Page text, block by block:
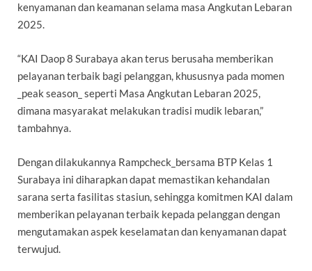
kenyamanan dan keamanan selama masa Angkutan Lebaran
2025.
“KAI Daop 8 Surabaya akan terus berusaha memberikan
pelayanan terbaik bagi pelanggan, khususnya pada momen
_peak season_ seperti Masa Angkutan Lebaran 2025,
dimana masyarakat melakukan tradisi mudik lebaran,”
tambahnya.
Dengan dilakukannya Rampcheck_bersama BTP Kelas 1
Surabaya ini diharapkan dapat memastikan kehandalan
sarana serta fasilitas stasiun, sehingga komitmen KAI dalam
memberikan pelayanan terbaik kepada pelanggan dengan
mengutamakan aspek keselamatan dan kenyamanan dapat
terwujud.